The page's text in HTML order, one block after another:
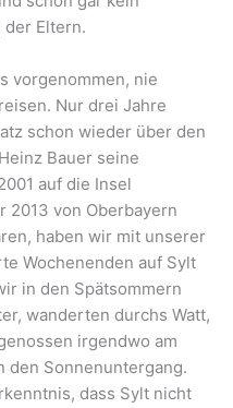
Eltern.
vorgenommen, nie
Nur drei Jahre
schon wieder über den
Bauer seine
auf die Insel
2013 von Oberbayern
haben wir mit unserer
Wochenenden auf Sylt
in den Spätsommern
wanderten durchs Watt,
irgendwo am
den Sonnenuntergang.
dass Sylt nicht